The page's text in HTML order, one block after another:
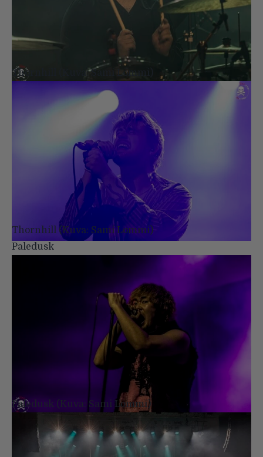
Thornhill (Kuva: Sami Lommi)
Thornhill (Kuva: Sami Lommi)
Paledusk
Paledusk (Kuva: Sami Lommi)